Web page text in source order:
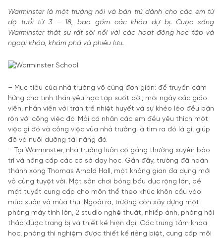
Warminster là một trường nội và bán trú dành cho các em từ
độ tuổi từ 3 – 18, bao gồm các khóa dự bị. Cuộc sống
Warminster thật sự rất sôi nổi với các hoạt động học tập và
ngoại khóa, khám phá và phiêu lưu.
– Mục tiêu của nhà trường vô cùng đơn giản: để truyền cảm
hứng cho tinh thần yêu học tập suốt đời, mỗi ngày các giáo
viên, nhân viên với tràn trề nhiệt huyết và sự khéo léo đều bận
rộn với công việc đó. Mỗi cá nhân các em đều yêu thích một
việc gì đó và công việc vủa nhà trường là tìm ra đó là gì, giúp
đỡ và nuôi dưỡng tài năng đó.
– Tại Warminster, nhà trường luôn cố gắng thường xuyên bảo
trì và nâng cấp các cơ sở dạy học. Gần đây, trường đã hoàn
thành xong Thomas Arnold Hall, một không gian đa dụng mới
vô cùng tuyệt vời. Một sân chơi bóng bầu dục rộng lớn, bề
mặt tuyết cung cấp cho môn thể theo khúc khôn cầu vào
mùa xuân và mùa thu. Ngoài ra, trường còn xây dựng một
phòng máy tính lớn, 2 studio nghệ thuật, nhiếp ảnh, phòng hội
thảo được trang bị và thiết kế hiện đại. Các trung tâm khoa
học, phòng thí nghiệm được thiết kế riêng biệt, cung cấp môi